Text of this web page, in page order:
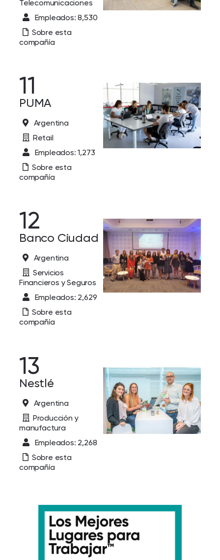
Telecomunicaciones
Empleados: 8,530
Sobre esta
compañía
11
PUMA
Argentina
Retail
Empleados: 1,273
Sobre esta
compañía
12
Banco Ciudad
Argentina
Servicios
Financieros y Seguros
Empleados: 2,629
Sobre esta
compañía
13
Nestlé
Argentina
Producción y
manufactura
Empleados: 2,268
Sobre esta
compañía